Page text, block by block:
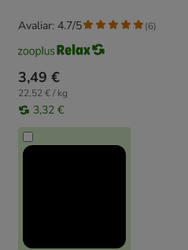
3,49 €
22,52 € / kg
3,32 €
Avaliar: 4.7/5 (6)